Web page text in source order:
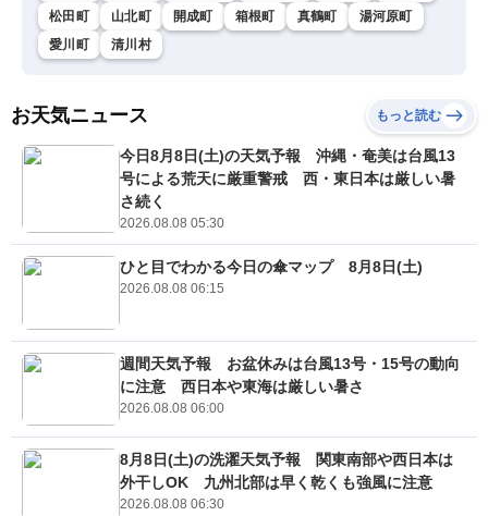
松田町
山北町 開成町 箱根町 真鶴町
湯河原町
愛川町
清川村
お天気ニュース もっと読む
今日8月8日(土)の天気予報 沖縄・奄美は台風13
号による荒天に厳重警戒 西・東日本は厳しい暑
さ続く
2026.08.08 05:30
ひと目でわかる今日の傘マップ 8月8日(土)
2026.08.08 06:15
週間天気予報 お盆休みは台風13号・15号の動向
に注意 西日本や東海は厳しい暑さ
2026.08.08 06:00
8月8日(土)の洗濯天気予報 関東南部や西日本は
外干しOK 九州北部は早く乾くも強風に注意
2026.08.08 06:30